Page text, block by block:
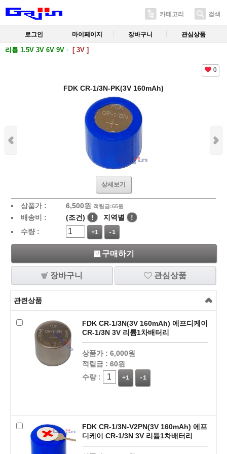
카테고리 검색
로그인 마이페이지 장바구니 관심상품
리튬 1.5V 3V 6V 9V [ 3V ]
0
FDK CR-1/3N-PK(3V 160mAh)
상세보기
상품가 : 6,500원 적립금:65원
배송비 : (조건) ! 지역별
!
수량 :
+1 -1
구매하기
장바구니 관심상품
관련상품
FDK CR-1/3N(3V 160mAh) 에프디케이
CR-1/3N 3V 리튬1차배터리
상품가 : 6,000원
적립금 : 60원
수량 :
+1 -1
FDK CR-1/3N-V2PN(3V 160mAh) 에프
디케이 CR-1/3N 3V 리튬1차배터리